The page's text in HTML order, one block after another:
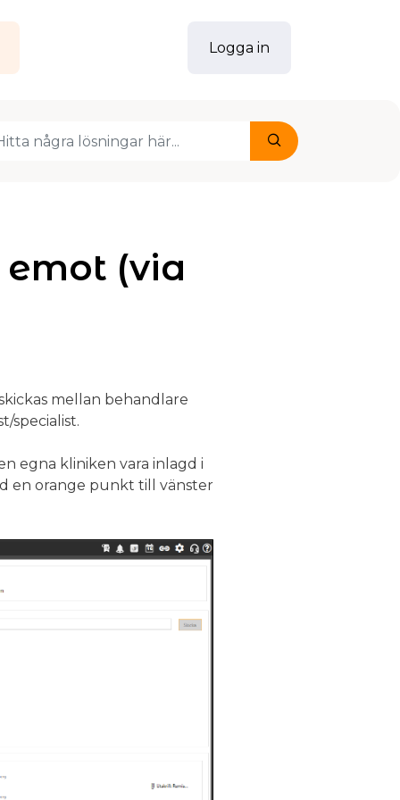
Logga in
(via
mellan behandlare
specialist.
egna kliniken vara inlagd i
en orange punkt till vänster